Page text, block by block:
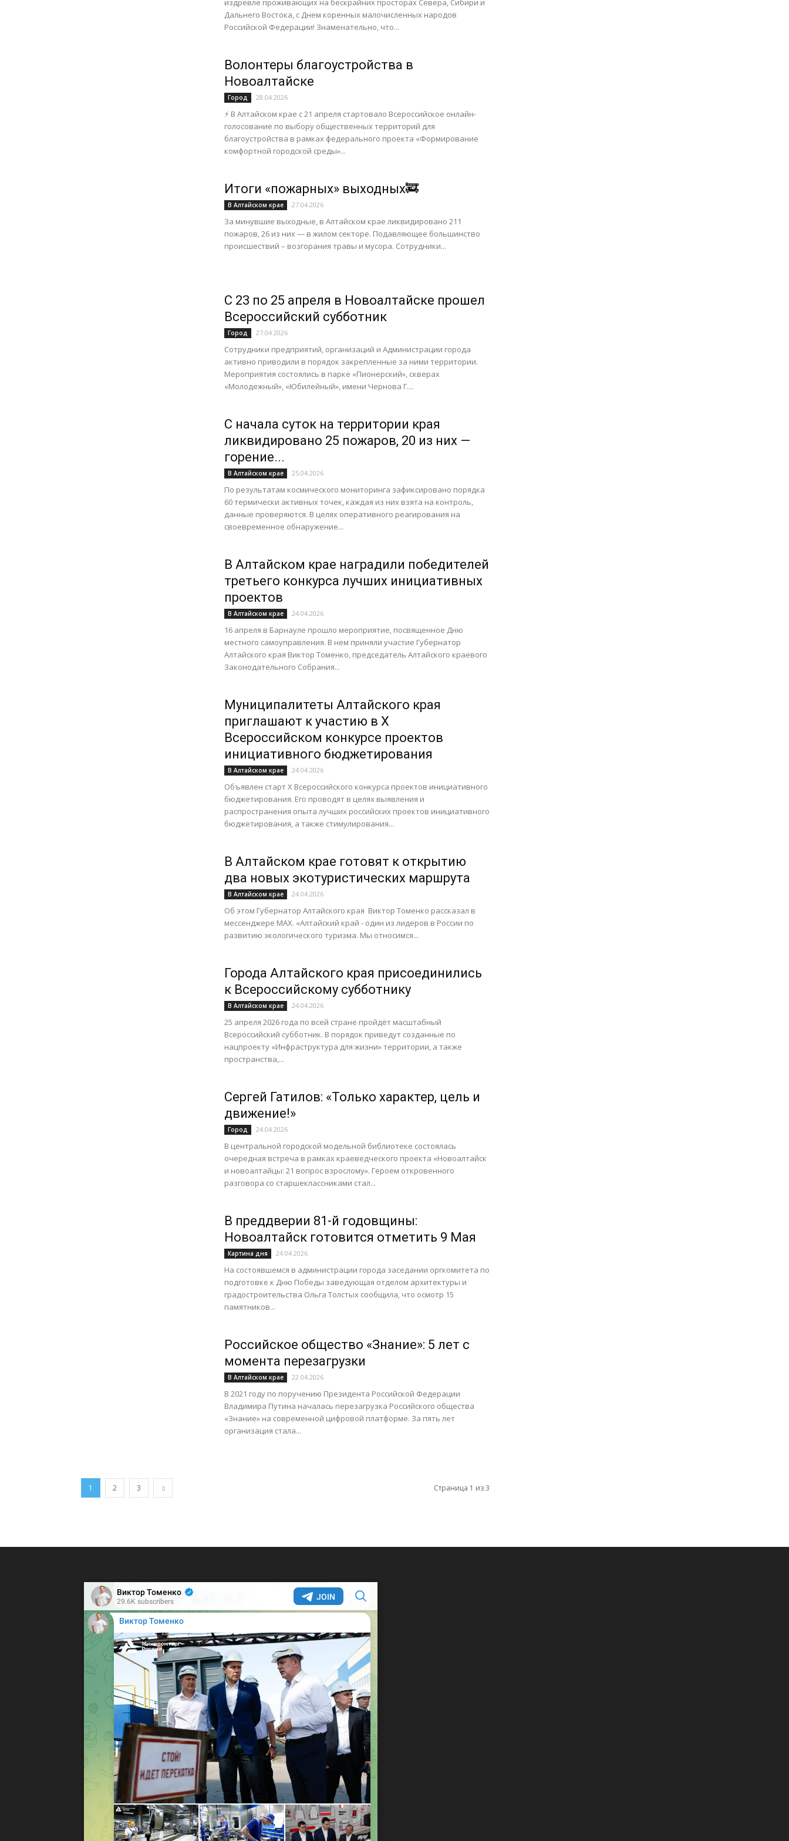
Новоалтайска
издревле проживающих на бескрайних просторах Севера, Сибири и
Дальнего Востока, с Днем коренных малочисленных народов
Российской Федерации! Знаменательно, что...
Волонтеры благоустройства в
Новоалтайске
Город 28.04.2026
⚡️ В Алтайском крае с 21 апреля стартовало Всероссийское онлайн-
голосование по выбору общественных территорий для
благоустройства в рамках федерального проекта «Формирование
комфортной городской среды»...
Итоги «пожарных» выходных🚒
В Алтайском крае 27.04.2026
За минувшие выходные, в Алтайском крае ликвидировано 211
пожаров, 26 из них — в жилом секторе. Подавляющее большинство
происшествий – возгорания травы и мусора. Сотрудники...
С 23 по 25 апреля в Новоалтайске прошел
Всероссийский субботник
Город 27.04.2026
Сотрудники предприятий, организаций и Администрации города
активно приводили в порядок закрепленные за ними территории.
Мероприятия состоялись в парке «Пионерский», скверах
«Молодежный», «Юбилейный», имени Чернова Г....
С начала суток на территории края
ликвидировано 25 пожаров, 20 из них —
горение...
В Алтайском крае 25.04.2026
По результатам космического мониторинга зафиксировано порядка
60 термически активных точек, каждая из них взята на контроль,
данные проверяются. В целях оперативного реагирования на
своевременное обнаружение...
В Алтайском крае наградили победителей
третьего конкурса лучших инициативных
проектов
В Алтайском крае 24.04.2026
16 апреля в Барнауле прошло мероприятие, посвященное Дню
местного самоуправления. В нем приняли участие Губернатор
Алтайского края Виктор Томенко, председатель Алтайского краевого
Законодательного Собрания...
Муниципалитеты Алтайского края
приглашают к участию в X
Всероссийском конкурсе проектов
инициативного бюджетирования
В Алтайском крае 24.04.2026
Объявлен старт X Всероссийского конкурса проектов инициативного
бюджетирования. Его проводят в целях выявления и
распространения опыта лучших российских проектов инициативного
бюджетирования, а также стимулирования...
В Алтайском крае готовят к открытию
два новых экотуристических маршрута
В Алтайском крае 24.04.2026
Об этом Губернатор Алтайского края Виктор Томенко рассказал в
мессенджере МАХ. «Алтайский край - один из лидеров в России по
развитию экологического туризма. Мы относимся...
Города Алтайского края присоединились
к Всероссийскому субботнику
В Алтайском крае 24.04.2026
25 апреля 2026 года по всей стране пройдёт масштабный
Всероссийский субботник. В порядок приведут созданные по
нацпроекту «Инфраструктура для жизни» территории, а также
пространства,...
Сергей Гатилов: «Только характер, цель и
движение!»
Город 24.04.2026
В центральной городской модельной библиотеке состоялась
очередная встреча в рамках краеведческого проекта «Новоалтайск
и новоалтайцы: 21 вопрос взрослому». Героем откровенного
разговора со старшеклассниками стал...
В преддверии 81-й годовщины:
Новоалтайск готовится отметить 9 Мая
Картина дня 24.04.2026
На состоявшемся в администрации города заседании оргкомитета по
подготовке к Дню Победы заведующая отделом архитектуры и
градостроительства Ольга Толстых сообщила, что осмотр 15
памятников...
Российское общество «Знание»: 5 лет с
момента перезагрузки
В Алтайском крае 22.04.2026
В 2021 году по поручению Президента Российской Федерации
Владимира Путина началась перезагрузка Российского общества
«Знание» на современной цифровой платформе. За пять лет
организация стала...
1 2 3 Страница 1 из 3